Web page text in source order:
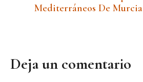
Mediterráneos De Murcia
Deja un comentario